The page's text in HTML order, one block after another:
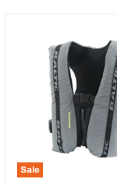
Sale
Reflective